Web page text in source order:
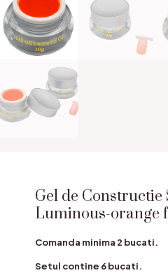
Gel de
Luminous-orange
Comanda minima 2 bucati.
Setul contine 6 bucati.